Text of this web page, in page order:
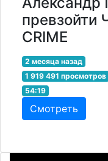
превзойти
CRIME
2 месяца назад
1 919 491 просмотров
54:19
Смотреть